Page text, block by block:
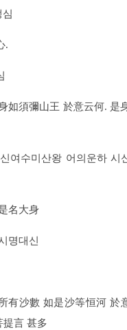
.
如須彌山王 於意云何. 是
여수미산왕 어의운하 시
名大身
명대신
有沙數 如是沙等恒河 於
提言 甚多